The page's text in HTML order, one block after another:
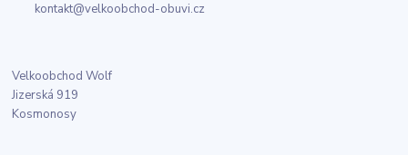
kontakt@velkoobchod-obuvi.cz
Velkoobchod Wolf
Jizerská 919
Kosmonosy